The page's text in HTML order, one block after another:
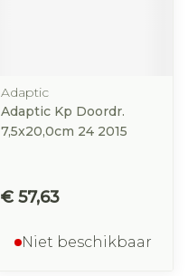
Adaptic
Adaptic Kp Doordr.
7,5x20,0cm 24 2015
€ 57,63
Niet beschikbaar